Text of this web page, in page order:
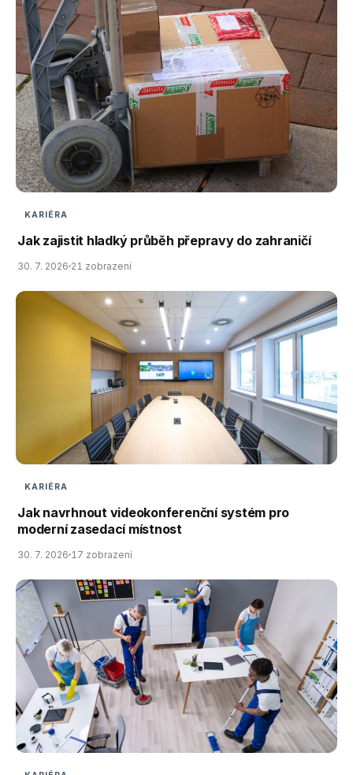
KARIÉRA
Jak zajistit hladký průběh přepravy do zahraničí
30. 7. 2026 21 zobrazení
KARIÉRA
Jak navrhnout videokonferenční systém pro
moderní zasedací místnost
30. 7. 2026 17 zobrazení